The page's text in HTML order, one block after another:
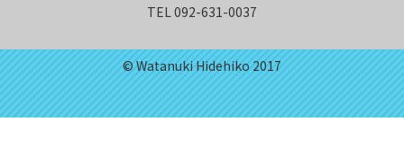
TEL 092-631-0037
© Watanuki Hidehiko 2017